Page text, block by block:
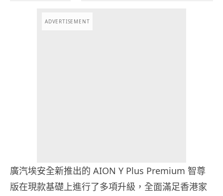
ADVERTISEMENT
廣汽埃安全新推出的 AION Y Plus Premium 智尊
版在現款基礎上進行了多項升級，全面滿足香港家